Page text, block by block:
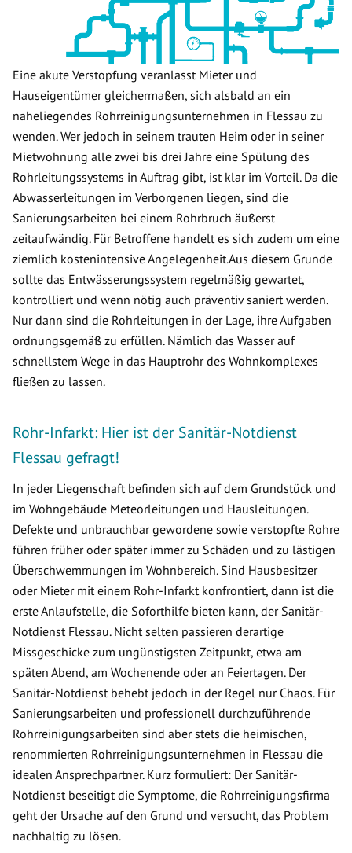
Eine akute Verstopfung veranlasst Mieter und
Hauseigentümer gleichermaßen, sich alsbald an ein
naheliegendes Rohrreinigungsunternehmen in Flessau zu
wenden. Wer jedoch in seinem trauten Heim oder in seiner
Mietwohnung alle zwei bis drei Jahre eine Spülung des
Rohrleitungssystems in Auftrag gibt, ist klar im Vorteil. Da die
Abwasserleitungen im Verborgenen liegen, sind die
Sanierungsarbeiten bei einem Rohrbruch äußerst
zeitaufwändig. Für Betroffene handelt es sich zudem um eine
ziemlich kostenintensive Angelegenheit.Aus diesem Grunde
sollte das Entwässerungssystem regelmäßig gewartet,
kontrolliert und wenn nötig auch präventiv saniert werden.
Nur dann sind die Rohrleitungen in der Lage, ihre Aufgaben
ordnungsgemäß zu erfüllen. Nämlich das Wasser auf
schnellstem Wege in das Hauptrohr des Wohnkomplexes
fließen zu lassen.
Rohr-Infarkt: Hier ist der Sanitär-Notdienst
Flessau gefragt!
In jeder Liegenschaft befinden sich auf dem Grundstück und
im Wohngebäude Meteorleitungen und Hausleitungen.
Defekte und unbrauchbar gewordene sowie verstopfte Rohre
führen früher oder später immer zu Schäden und zu lästigen
Überschwemmungen im Wohnbereich. Sind Hausbesitzer
oder Mieter mit einem Rohr-Infarkt konfrontiert, dann ist die
erste Anlaufstelle, die Soforthilfe bieten kann, der Sanitär-
Notdienst Flessau. Nicht selten passieren derartige
Missgeschicke zum ungünstigsten Zeitpunkt, etwa am
späten Abend, am Wochenende oder an Feiertagen. Der
Sanitär-Notdienst behebt jedoch in der Regel nur Chaos. Für
Sanierungsarbeiten und professionell durchzuführende
Rohrreinigungsarbeiten sind aber stets die heimischen,
renommierten Rohrreinigungsunternehmen in Flessau die
idealen Ansprechpartner. Kurz formuliert: Der Sanitär-
Notdienst beseitigt die Symptome, die Rohrreinigungsfirma
geht der Ursache auf den Grund und versucht, das Problem
nachhaltig zu lösen.